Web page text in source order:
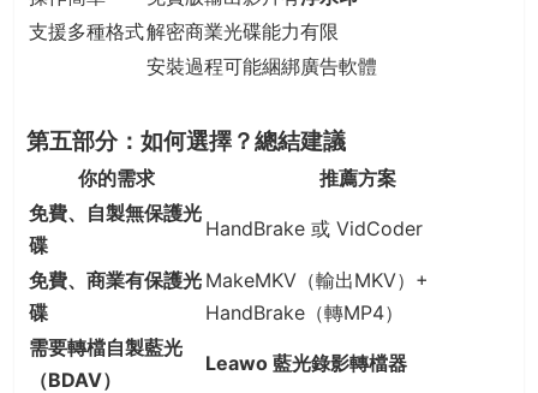
支援多種格式解密商業光碟能力有限
安裝過程可能綑綁廣告軟體
第五部分：如何選擇？總結建議
你的需求
推薦方案
免費、自製無保護光
碟
HandBrake 或 VidCoder
免費、商業有保護光
碟
MakeMKV（輸出MKV）+
HandBrake（轉MP4）
需要轉檔自製藍光
（BDAV）
Leawo 藍光錄影轉檔器